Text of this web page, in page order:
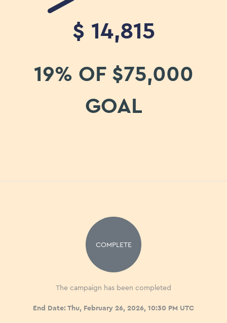
$ 14,815
19% OF $75,000
GOAL
COMPLETE
The campaign has been completed
End Date: Thu, February 26, 2026, 10:30 PM UTC